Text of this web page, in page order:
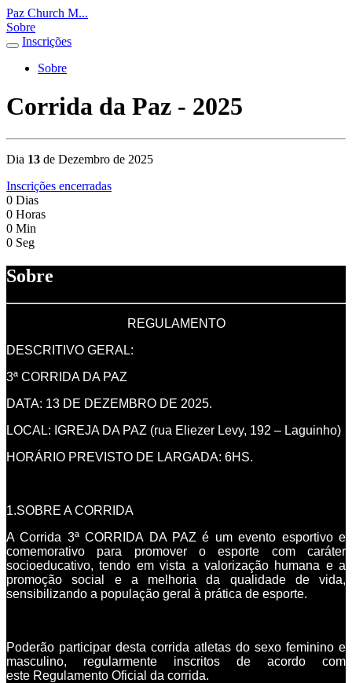
Paz Church M...
Sobre
Inscrições
Sobre
Corrida da Paz - 2025
Dia 13 de Dezembro de 2025
Inscrições encerradas
0 Dias
0 Horas
0 Min
0 Seg
Sobre
REGULAMENTO
DESCRITIVO GERAL:
3ª CORRIDA DA PAZ
DATA: 13 DE DEZEMBRO DE 2025.
LOCAL: IGREJA DA PAZ (rua Eliezer Levy, 192 – Laguinho)
HORÁRIO PREVISTO DE LARGADA: 6HS.
1.SOBRE A CORRIDA
A Corrida 3ª CORRIDA DA PAZ é um evento esportivo e
comemorativo para promover o esporte com caráter
socioeducativo, tendo em vista a valorização humana e a
promoção social e a melhoria da qualidade de vida,
sensibilizando a população geral à prática de esporte.
Poderão participar desta corrida atletas do sexo feminino e
masculino, regularmente inscritos de acordo com
este Regulamento Oficial da corrida.